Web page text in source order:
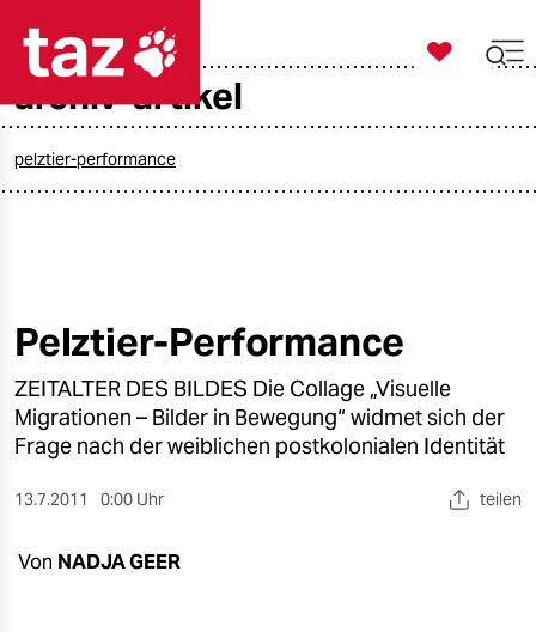
öko
gesellschaft
kultur
sport

taz zahl ich
archiv-artikel
pelztier-performance
Pelztier-Performance
ZEITALTER DES BILDES Die Collage „Visuelle
Migrationen – Bilder in Bewegung“ widmet sich der
Frage nach der weiblichen postkolonialen Identität
13.7.2011 0:00 Uhr teilen
Von NADJA GEER